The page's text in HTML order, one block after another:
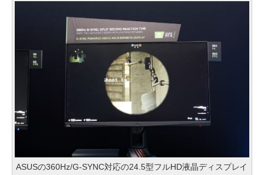
ASUSの360Hz/G-SYNC対応の24.5型フルHD液晶ディスプレイ